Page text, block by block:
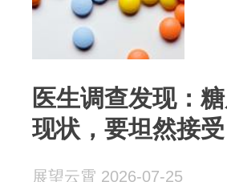
医生调查发现：
现状，要坦然接受
展望云霄 2026-07-25